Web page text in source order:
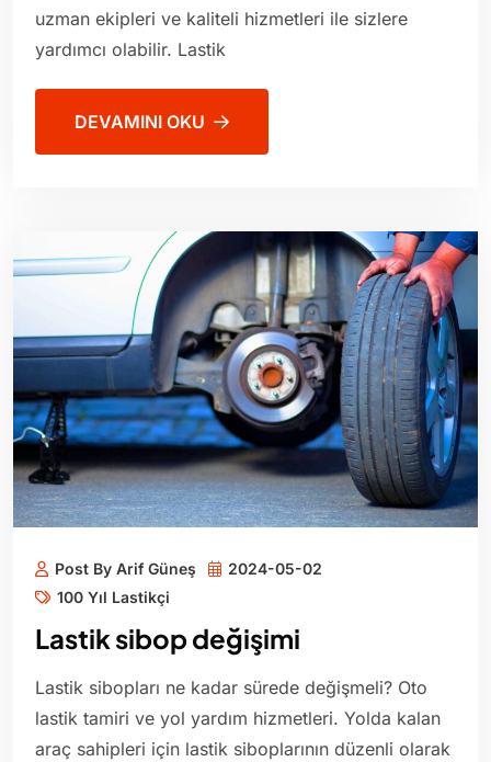
uzman ekipleri ve kaliteli hizmetleri ile sizlere
yardımcı olabilir. Lastik
DEVAMINI OKU
Post By Arif Güneş
2024-05-02
100 Yıl Lastikçi
Lastik sibop değişimi
Lastik sibopları ne kadar sürede değişmeli? Oto
lastik tamiri ve yol yardım hizmetleri. Yolda kalan
araç sahipleri için lastik siboplarının düzenli olarak